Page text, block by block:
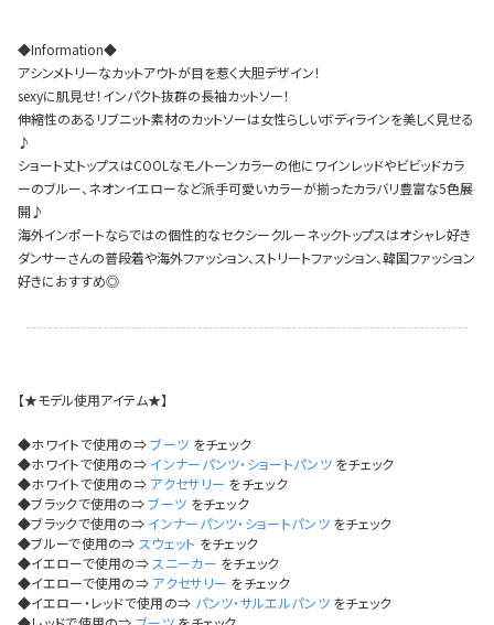
今活躍している多ジャンルダンサーさん×bombshellコラボ特集
◆Information◆
アシンメトリーなカットアウトが目を惹く大胆デザイン！
sexyに肌見せ！インパクト抜群の長袖カットソー！
伸縮性のあるリブニット素材のカットソーは女性らしいボディラインを美しく見せる
♪
ショート丈トップスはCOOLなモノトーンカラーの他にワインレッドやビビッドカラ
ーのブルー、ネオンイエローなど派手可愛いカラーが揃ったカラバリ豊富な5色展
開♪
海外インポートならではの個性的なセクシークルーネックトップスはオシャレ好き
ダンサーさんの普段着や海外ファッション、ストリートファッション、韓国ファッション
好きにおすすめ◎
【★モデル使用アイテム★】
◆ホワイトで使用の⇒ブーツ をチェック
◆ホワイトで使用の⇒ インナーパンツ・ショートパンツをチェック
◆ホワイトで使用の⇒ アクセサリー をチェック
◆ブラックで使用の⇒ブーツ をチェック
◆ブラックで使用の⇒ インナーパンツ・ショートパンツをチェック
◆ブルーで使用の⇒ スウェット をチェック
◆イエローで使用の⇒ スニーカー をチェック
◆イエローで使用の⇒ アクセサリー をチェック
◆イエロー・レッドで使用の⇒ パンツ・サルエルパンツをチェック